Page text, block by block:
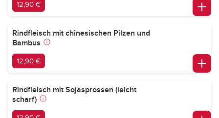
12,90 €
Rindfleisch mit chinesischen Pilzen und
Bambus
12,90 €
Rindfleisch mit Sojasprossen (leicht
scharf)